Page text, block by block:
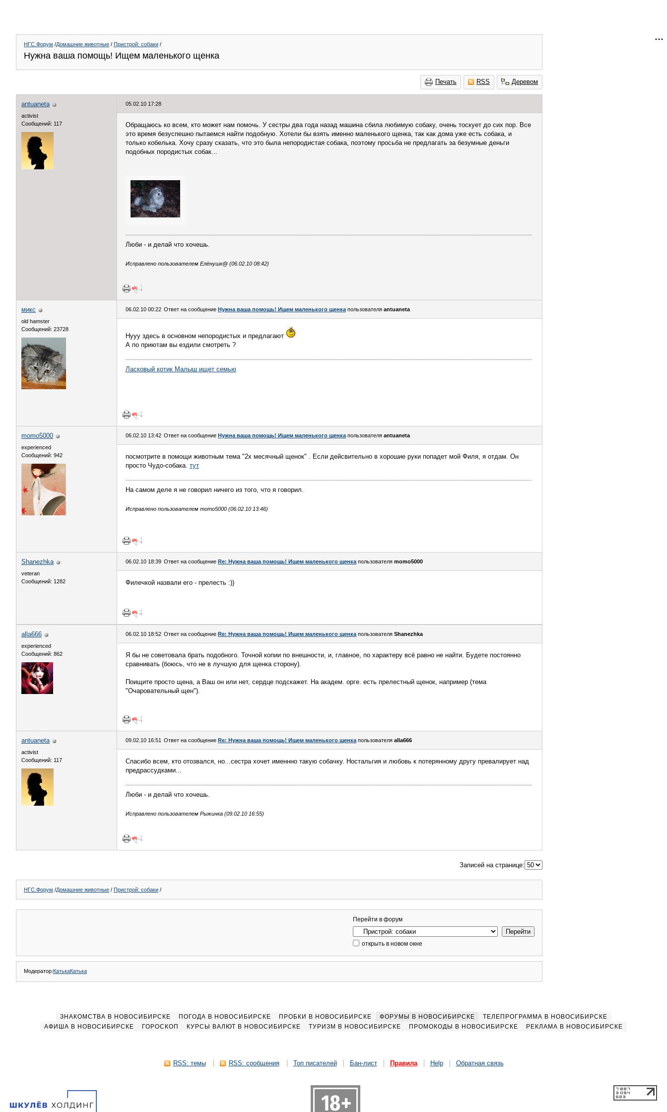
НГС.Форум /Домашние животные / Пристрой: собаки /
Нужна ваша помощь! Ищем маленького щенка
Печать RSS Деревом
antuaneta
activist
Сообщений: 117
05.02.10 17:28
Обращаюсь ко всем, кто может нам помочь. У сестры два года назад машина сбила любимую собаку, очень тоскует до сих пор. Все
это время безуспешно пытаемся найти подобную. Хотели бы взять именно маленького щенка, так как дома уже есть собака, и
только кобелька. Хочу сразу сказать, что это была непородистая собака, поэтому просьба не предлагать за безумные деньги
подобных породистых собак...
Люби - и делай что хочешь.
Исправлено пользователем Елёнушк@ (06.02.10 08:42)
микс
old hamster
Сообщений: 23728
06.02.10 00:22 Ответ на сообщение Нужна ваша помощь! Ищем маленького щенка пользователя antuaneta
Нууу здесь в основном непородистых и предлагают
А по приютам вы ездили смотреть ?
Ласковый котик Малыш ищет семью
momo5000
experienced
Сообщений: 942
06.02.10 13:42 Ответ на сообщение Нужна ваша помощь! Ищем маленького щенка пользователя antuaneta
посмотрите в помощи животным тема "2х месячный щенок" . Если дейсвительно в хорошие руки попадет мой Филя, я отдам. Он
просто Чудо-собака. тут
На самом деле я не говорил ничего из того, что я говорил.
Исправлено пользователем momo5000 (06.02.10 13:46)
Shanezhka
veteran
Сообщений: 1282
06.02.10 18:39 Ответ на сообщение Re: Нужна ваша помощь! Ищем маленького щенка пользователя momo5000
Филечкой назвали его - прелесть :))
alla666
experienced
Сообщений: 862
06.02.10 18:52 Ответ на сообщение Re: Нужна ваша помощь! Ищем маленького щенка пользователя Shanezhka
Я бы не советовала брать подобного. Точной копии по внешности, и, главное, по характеру всё равно не найти. Будете постоянно
сравнивать (боюсь, что не в лучшую для щенка сторону).
Поищите просто щена, а Ваш он или нет, сердце подскажет. На академ. орге. есть прелестный щенок, например (тема
"Очаровательный щен").
antuaneta
activist
Сообщений: 117
09.02.10 16:51 Ответ на сообщение Re: Нужна ваша помощь! Ищем маленького щенка пользователя alla666
Спасибо всем, кто отозвался, но...сестра хочет именнно такую собачку. Ностальгия и любовь к потерянному другу превалирует над
предрассудками...
Люби - и делай что хочешь.
Исправлено пользователем Рыжинка (09.02.10 16:55)
Записей на странице:
НГС.Форум /Домашние животные / Пристрой: собаки /
Перейти в форум
открыть в новом окне
Модератор:КатькаКатька
ЗНАКОМСТВА В НОВОСИБИРСКЕ ПОГОДА В НОВОСИБИРСКЕ ПРОБКИ В НОВОСИБИРСКЕ ФОРУМЫ В НОВОСИБИРСКЕ
ТЕЛЕПРОГРАММА В НОВОСИБИРСКЕ
АФИША В НОВОСИБИРСКЕ
ГОРОСКОП КУРСЫ ВАЛЮТ В НОВОСИБИРСКЕ ТУРИЗМ В НОВОСИБИРСКЕ ПРОМОКОДЫ В НОВОСИБИРСКЕ РЕКЛАМА В НОВОСИБИРСКЕ
RSS: темы RSS: сообщения Топ писателей Бан-лист Правила Help Обратная связь